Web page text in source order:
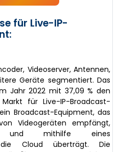
für Live-IP-
Videoserver, Antennen,
Geräte segmentiert. Das
Jahr 2022 mit 37,09 % den
für Live-IP-Broadcast-
Broadcast-Equipment, das
Videogeräten empfängt,
und mithilfe eines
die Cloud überträgt. Die